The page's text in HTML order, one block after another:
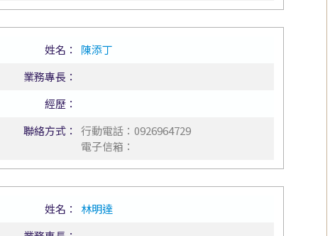
姓名：
陳添丁
業務專長：
經歷：
聯絡方式：
行動電話：0926964729
電子信箱：
姓名：
林明達